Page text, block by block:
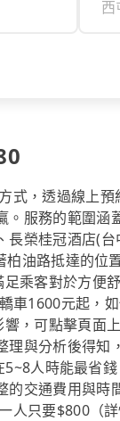
，透過線上
服務的範圍涵
長榮桂冠酒店(
油路抵達的位
乘客對於方便
車1600元起，
，可點擊頁面
與分析後得知
人時能最省
交通費用與時
只要$800（